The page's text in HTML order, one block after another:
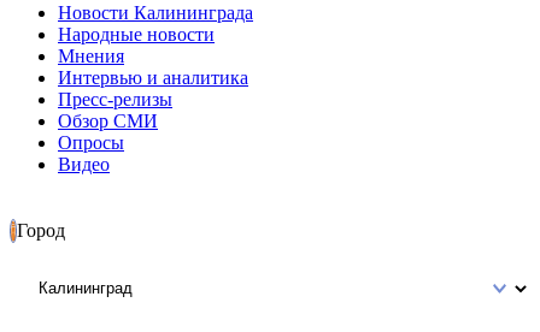
Новости Калининграда
Народные новости
Мнения
Интервью и аналитика
Пресс-релизы
Обзор СМИ
Опросы
Видео
Город